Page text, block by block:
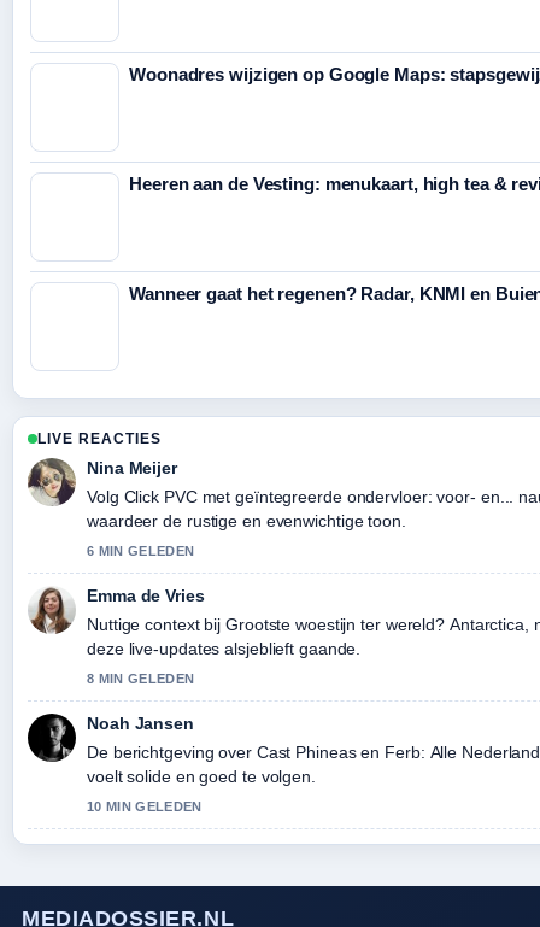
Woonadres wijzigen op Google Maps:
Heeren aan de Vesting: menukaart, high tea &
Wanneer gaat het regenen? Radar, KNMI en
LIVE REACTIES
Nina Meijer
Volg Click PVC met geïntegreerde ondervloer: voor- en...
waardeer de rustige en evenwichtige toon.
6 MIN GELEDEN
Emma de Vries
Nuttige context bij Grootste woestijn ter wereld? Antarctica,
deze live-updates alsjeblieft gaande.
8 MIN GELEDEN
Noah Jansen
De berichtgeving over Cast Phineas en Ferb: Alle
voelt solide en goed te volgen.
10 MIN GELEDEN
MEDIADOSSIER.NL